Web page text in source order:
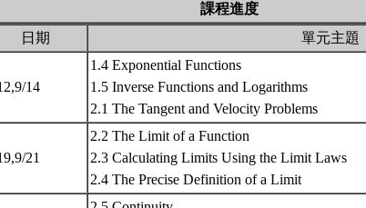
課程進度
日期 單元主題
14
1.4 Exponential Functions
1.5 Inverse Functions and Logarithms
2.1 The Tangent and Velocity Problems
21
2.2 The Limit of a Function
2.3 Calculating Limits Using the Limit Laws
2.4 The Precise Definition of a Limit